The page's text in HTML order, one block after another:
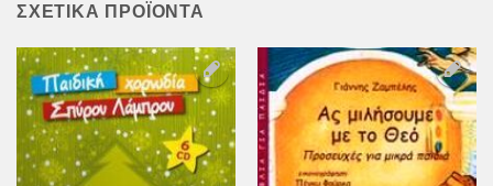
ΣΧΕΤΙΚΆ ΠΡΟΪΌΝΤΑ
Προσθήκη
στη Λίστα
Επιθυμιών
Προσθήκη
στη Λίστα
Επιθυμιών